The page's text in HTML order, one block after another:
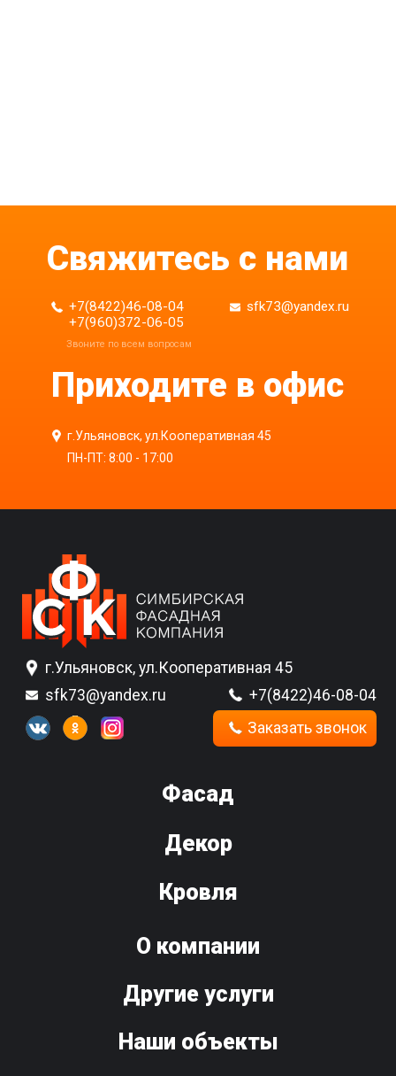
Свяжитесь с нами
+7(8422)46-08-04
+7(960)372-06-05
sfk73@yandex.ru
Приходите в офис
г.Ульяновск, ул.Кооперативная 45
ПН-ПТ: 8:00 - 17:00
г.Ульяновск, ул.Кооперативная 45
sfk73@yandex.ru
+7(8422)46-08-04
Заказать звонок
Фасад
Декор
Кровля
О компании
Другие услуги
Наши объекты